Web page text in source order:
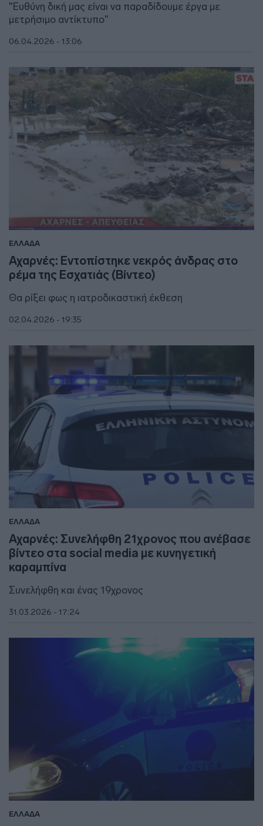
"Ευθύνη δική μας είναι να παραδίδουμε έργα με
μετρήσιμο αντίκτυπο"
06.04.2026 - 13:06
ΕΛΛΑΔΑ
Αχαρνές: Εντοπίστηκε νεκρός άνδρας στο
ρέμα της Εσχατιάς (Βίντεο)
Θα ρίξει φως η ιατροδικαστική έκθεση
02.04.2026 - 19:35
ΕΛΛΑΔΑ
Αχαρνές: Συνελήφθη 21χρονος που ανέβασε
βίντεο στα social media με κυνηγετική
καραμπίνα
Συνελήφθη και ένας 19χρονος
31.03.2026 - 17:24
ΕΛΛΑΔΑ